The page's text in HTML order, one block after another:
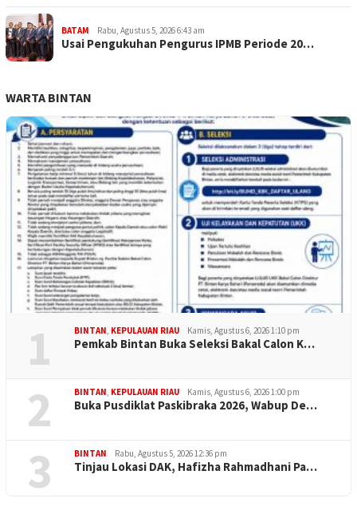
BATAM Rabu, Agustus 5, 2026 6:43 am
Usai Pengukuhan Pengurus IPMB Periode 20…
WARTA BINTAN
1 BINTAN, KEPULAUAN RIAU Kamis, Agustus 6, 2026 1:10 pm
Pemkab Bintan Buka Seleksi Bakal Calon K…
2 BINTAN, KEPULAUAN RIAU Kamis, Agustus 6, 2026 1:00 pm
Buka Pusdiklat Paskibraka 2026, Wabup De…
3 BINTAN Rabu, Agustus 5, 2026 12:36 pm
Tinjau Lokasi DAK, Hafizha Rahmadhani Pa…